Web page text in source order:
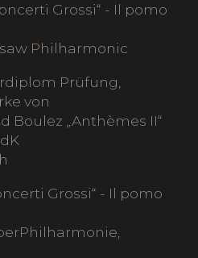
Grossi“ - Il pomo
Philharmonic
Prüfung,
von
Boulez „Anthèmes II“
Grossi“ - Il pomo